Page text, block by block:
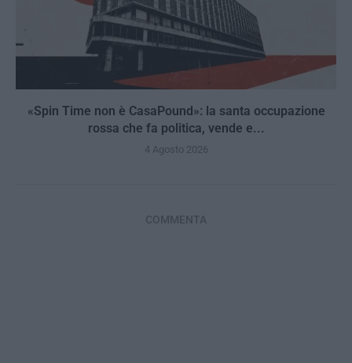
«Spin Time non è CasaPound»: la santa occupazione
rossa che fa politica, vende e...
4 Agosto 2026
COMMENTA